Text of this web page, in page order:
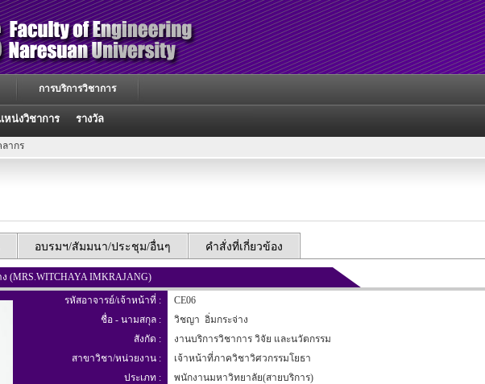
หน่งวิชาการ รางวัล
การบริการวิชาการ
ากร
อบรมฯ/สัมมนา/ประชุม/อื่นๆ คำสั่งที่เกี่ยวข้อง
(MRS.WITCHAYA IMKRAJANG)
รหัสอาจารย์/เจ้าหน้าที่ :
CE06
ชื่อ - นามสกุล :
วิชญา อิ่มกระจ่าง
สังกัด :
งานบริการวิชาการ วิจัย และนวัตกรรม
สาขาวิชา/หน่วยงาน :
เจ้าหน้าที่ภาควิชาวิศวกรรมโยธา
ประเภท :
พนักงานมหาวิทยาลัย(สายบริการ)